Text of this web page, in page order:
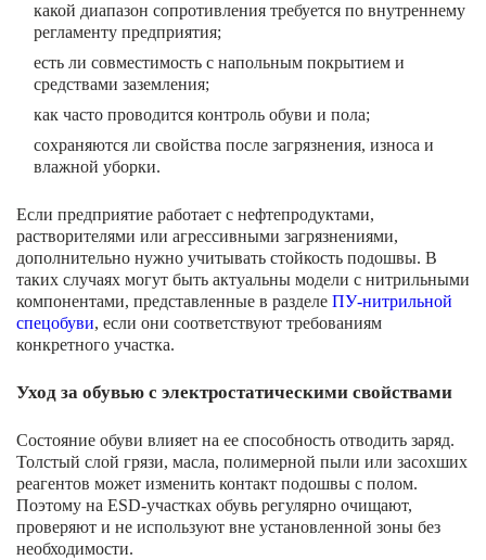
какой диапазон сопротивления требуется по внутреннему
регламенту предприятия;
есть ли совместимость с напольным покрытием и
средствами заземления;
как часто проводится контроль обуви и пола;
сохраняются ли свойства после загрязнения, износа и
влажной уборки.
Если предприятие работает с нефтепродуктами,
растворителями или агрессивными загрязнениями,
дополнительно нужно учитывать стойкость подошвы. В
таких случаях могут быть актуальны модели с нитрильными
компонентами, представленные в разделе ПУ-нитрильной
спецобуви, если они соответствуют требованиям
конкретного участка.
Уход за обувью с электростатическими свойствами
Состояние обуви влияет на ее способность отводить заряд.
Толстый слой грязи, масла, полимерной пыли или засохших
реагентов может изменить контакт подошвы с полом.
Поэтому на ESD-участках обувь регулярно очищают,
проверяют и не используют вне установленной зоны без
необходимости.